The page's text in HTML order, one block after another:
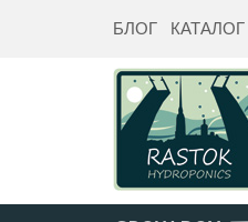
БЛОГ КАТАЛОГ